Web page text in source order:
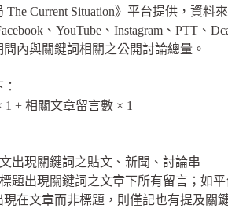
Current Situation》平台提供，資料
、YouTube、Instagram、PTT、
內與關鍵詞相關之公開討論總量。
+ 相關文章留言數 × 1
出現關鍵詞之貼文、新聞、討論串
題出現關鍵詞之文章下所有留言；如
在文章而非標題，則僅記也有提及關